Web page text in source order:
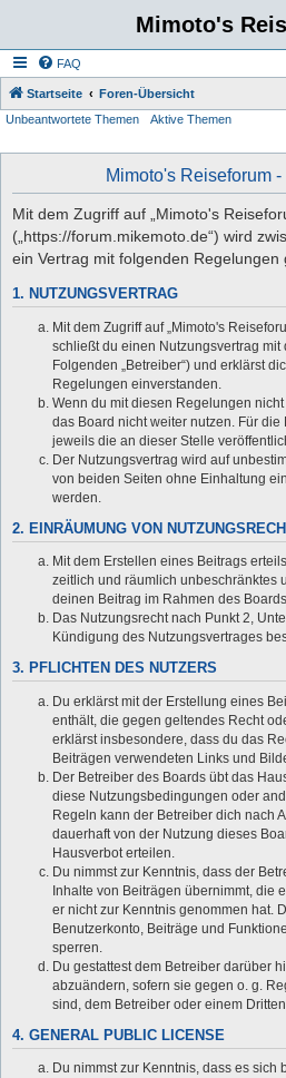
Mimoto's
FAQ
Startseite Foren-Übersicht
Unbeantwortete Themen Aktive Themen
Mimoto's Reiseforum
Mit dem Zugriff auf „Mimoto's
(„https://forum.mikemoto.de“) wird
ein Vertrag mit folgenden Regelungen
1. NUTZUNGSVERTRAG
Mit dem Zugriff auf „Mimoto's
schließt du einen Nutzungsvertrag
Folgenden „Betreiber“) und erklärst
Regelungen einverstanden.
Wenn du mit diesen Regelungen
das Board nicht weiter nutzen. Für
jeweils die an dieser Stelle
Der Nutzungsvertrag wird auf
von beiden Seiten ohne Einhaltung
werden.
2. EINRÄUMUNG VON
Mit dem Erstellen eines Beitrags
zeitlich und räumlich unbeschränktes
deinen Beitrag im Rahmen des
Das Nutzungsrecht nach Punkt 2,
Kündigung des Nutzungsvertrages
3. PFLICHTEN DES NUTZERS
Du erklärst mit der Erstellung eines
enthält, die gegen geltendes Recht
erklärst insbesondere, dass du das
Beiträgen verwendeten Links und
Der Betreiber des Boards übt das
diese Nutzungsbedingungen oder
Regeln kann der Betreiber dich nach
dauerhaft von der Nutzung dieses
Hausverbot erteilen.
Du nimmst zur Kenntnis, dass der
Inhalte von Beiträgen übernimmt, die
er nicht zur Kenntnis genommen hat.
Benutzerkonto, Beiträge und
sperren.
Du gestattest dem Betreiber darüber
abzuändern, sofern sie gegen o. g.
sind, dem Betreiber oder einem
4. GENERAL PUBLIC LICENSE
Du nimmst zur Kenntnis, dass es sich